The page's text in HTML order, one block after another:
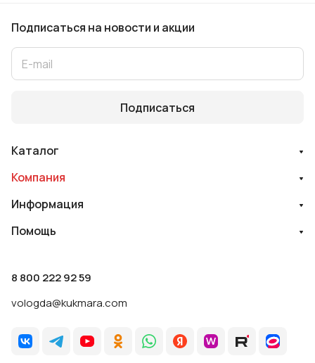
Подписаться на новости и акции
Подписаться
Каталог
Компания
Информация
Помощь
8 800 222 92 59
vologda@kukmara.com